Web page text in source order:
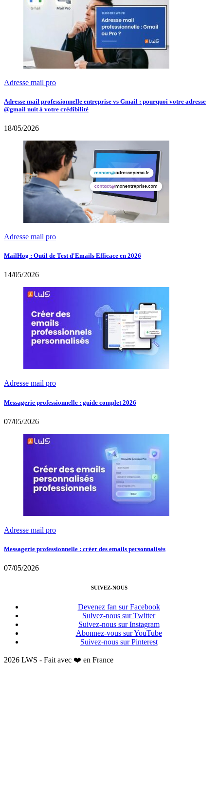
Adresse mail pro
Adresse mail professionnelle entreprise vs Gmail : pourquoi votre adresse
@gmail nuit à votre crédibilité
18/05/2026
Adresse mail pro
MailHog : Outil de Test d'Emails Efficace en 2026
14/05/2026
Adresse mail pro
Messagerie professionnelle : guide complet 2026
07/05/2026
Adresse mail pro
Messagerie professionnelle : créer des emails personnalisés
07/05/2026
SUIVEZ-NOUS
Devenez fan sur Facebook
Suivez-nous sur Twitter
Suivez-nous sur Instagram
Abonnez-vous sur YouTube
Suivez-nous sur Pinterest
2026 LWS - Fait avec ❤️ en France